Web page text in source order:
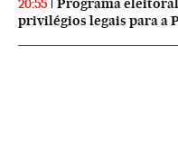
20:55
Programa
privilégios legais para a